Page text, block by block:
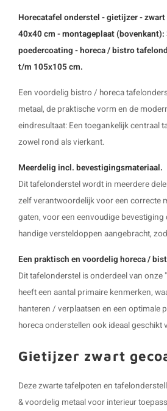
Horecatafel onderstel - gietijzer -
40x40 cm - montageplaat
poedercoating - horeca / bistro
t/m 105x105 cm.
Een voordelig bistro / horeca
metaal, de praktische vorm en de
eindresultaat: Een toegankelijk centraal
zowel rond als vierkant.
Meerdelig incl. bevestigingsmateriaal.
Dit tafelonderstel wordt in meerdere
zelf verantwoordelijk voor een correcte
gaten, voor een eenvoudige
handige versteldoppen aangebracht,
Een praktisch en voordelig horeca /
Dit tafelonderstel is onderdeel van
heeft een aantal primaire kenmerken,
hanteren / verplaatsen en een optimale
horeca onderstellen ook ideaal geschikt
Gietijzer zwart
Deze zwarte tafelpoten en
& voordelig metaal voor interieur